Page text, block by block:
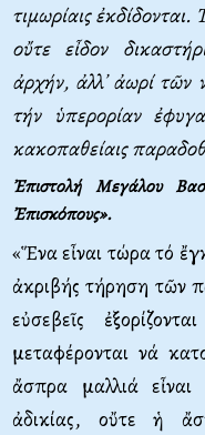
τιμωρίαις
οὔτε εἶδον
ἀρχήν, ἀλλ᾽ ἀωρί τῶν
τήν ὑπερορίαν
κακοπαθείαις
Ἐπιστολή Mεγάλου
Ἐπισκόπους».
«Ἕνα εἶναι τώρα τό
ἀκριβής τήρηση τῶν
εὐσεβεῖς
μεταφέρονται νά
ἄσπρα μαλλιά
ἀδικίας, οὔτε ἡ